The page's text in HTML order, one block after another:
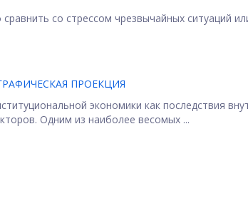
со стрессом чрезвычайных ситуаций
ПРОЕКЦИЯ
экономики как последствия
Одним из наиболее весомых ...